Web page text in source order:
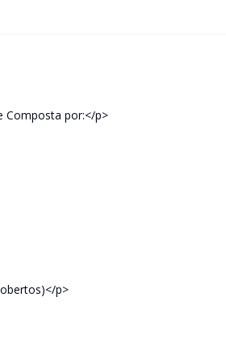
Composta por:</p>
p>